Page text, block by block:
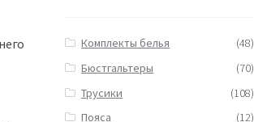
Комплекты белья
(48)
Бюстгальтеры
(70)
Трусики
(108)
Пояса
(12)